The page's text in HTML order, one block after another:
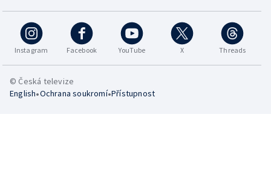
Instagram Facebook YouTube X Threads
© Česká televize
English•Ochrana soukromí•Přístupnost